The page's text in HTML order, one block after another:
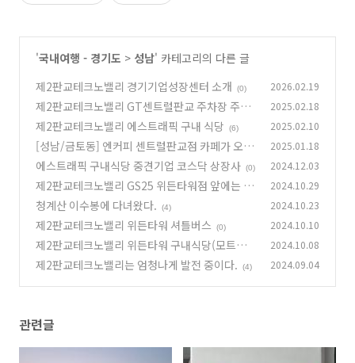
'국내여행 - 경기도 > 성남' 카테고리의 다른 글
제2판교테크노밸리 경기기업성장센터 소개
(0) 2026.02.19
제2판교테크노밸리 GT센트럴판교 주차장 주차
요금 (2)
2025.02.18
제2판교테크노밸리 에스트래픽 구내 식당 (6) 2025.02.10
[성남/금토동] 엔커피 센트럴판교점 카페가 오픈
했다. (2)
2025.01.18
에스트래픽 구내식당 중견기업 코스닥 상장사 (0) 2024.12.03
제2판교테크노밸리 GS25 위든타워점 앞에는 테
이블이 있다. (4)
2024.10.29
청계산 이수봉에 다녀왔다. (4) 2024.10.23
제2판교테크노밸리 위든타워 셔틀버스 (0) 2024.10.10
제2판교테크노밸리 위든타워 구내식당(모트렉
스, 이녹스, 와이엠씨, 에스트래픽) (2)
2024.10.08
제2판교테크노밸리는 엄청나게 발전 중이다. (4) 2024.09.04
관련글